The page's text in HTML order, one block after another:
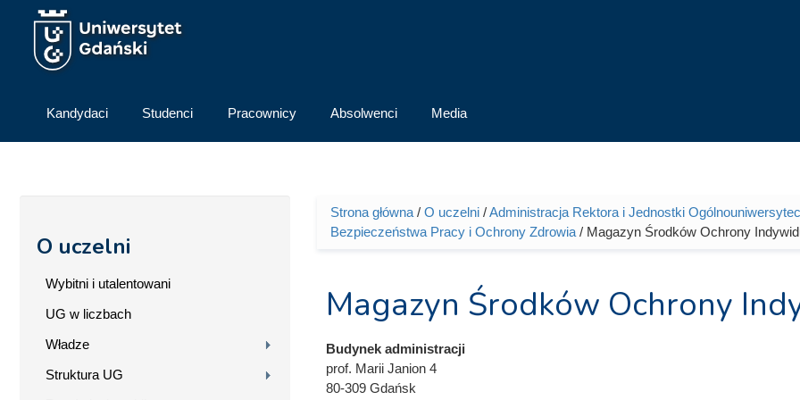
Przejdź do treści
Kandydaci Studenci Pracownicy Absolwenci Media
O uczelni
Wybitni i utalentowani
UG w liczbach
Władze
Struktura UG
Jesteś tutaj
Strona główna/ O uczelni/Administracja Rektora i Jednostki
Bezpieczeństwa Pracy i Ochrony Zdrowia/ Magazyn Środków Ochrony
Magazyn Środków Ochrony
Budynek administracji
prof. Marii Janion 4
80-309 Gdańsk